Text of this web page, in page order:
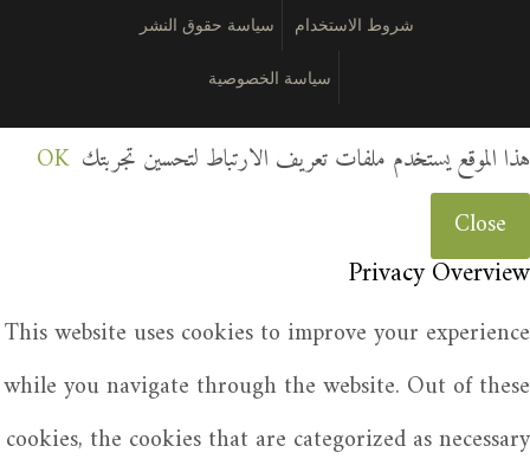
شروط الاستخدام سياسة حقوق النشر
سياسة الخصوصية
هذا الموقع يستخدم ملفات تعريف الارتباط لتحسين تجربتك OK
Close
Privacy Overview
This website uses cookies to improve your experience
while you navigate through the website. Out of these
cookies, the cookies that are categorized as necessary